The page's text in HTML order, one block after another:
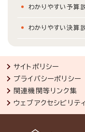
わかりやすい予算
わかりやすい決算
サイトポリシー
プライバシーポリシー
関連機関等リンク集
ウェブアクセシビリテ